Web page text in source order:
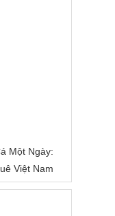
Một Ngày:
Việt Nam